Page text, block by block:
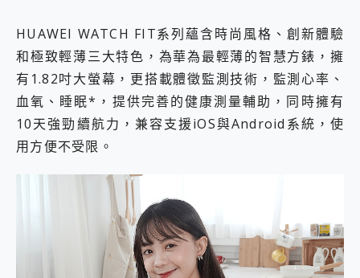
HUAWEI WATCH FIT系列蘊含時尚風格、創新體驗
和極致輕薄三大特色，為華為最輕薄的智慧方錶，擁
有1.82吋大螢幕，更搭載體徵監測技術，監測心率、
血氧、睡眠*，提供完善的健康測量輔助，同時擁有
10天強勁續航力，兼容支援iOS與Android系統，使
用方便不受限。